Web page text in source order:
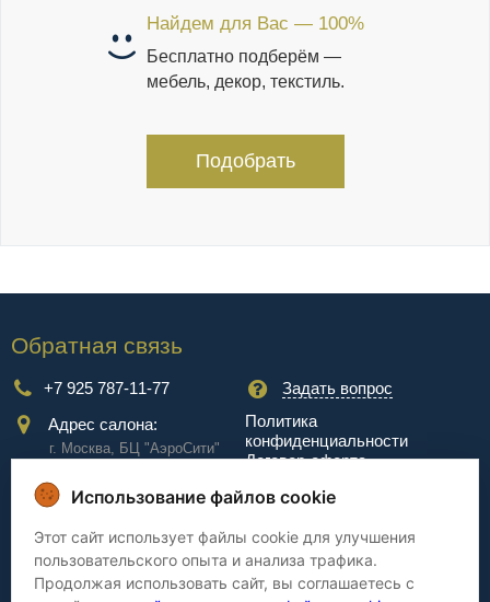
Найдем для Вас — 100%
Бесплатно подберём —
мебель, декор, текстиль.
Подобрать
Обратная связь
+7 925 787-11-77
Задать вопрос
Адрес салона:
г. Москва, БЦ "АэроCити"
Куркинское ш., стр.2, 17
этаж
Политика
конфиденциальности
Договор-оферта
Сервис
Доставка
Сборка
Использование файлов cookie
Этот сайт использует файлы cookie для улучшения
пользовательского опыта и анализа трафика.
Продолжая использовать сайт, вы соглашаетесь с